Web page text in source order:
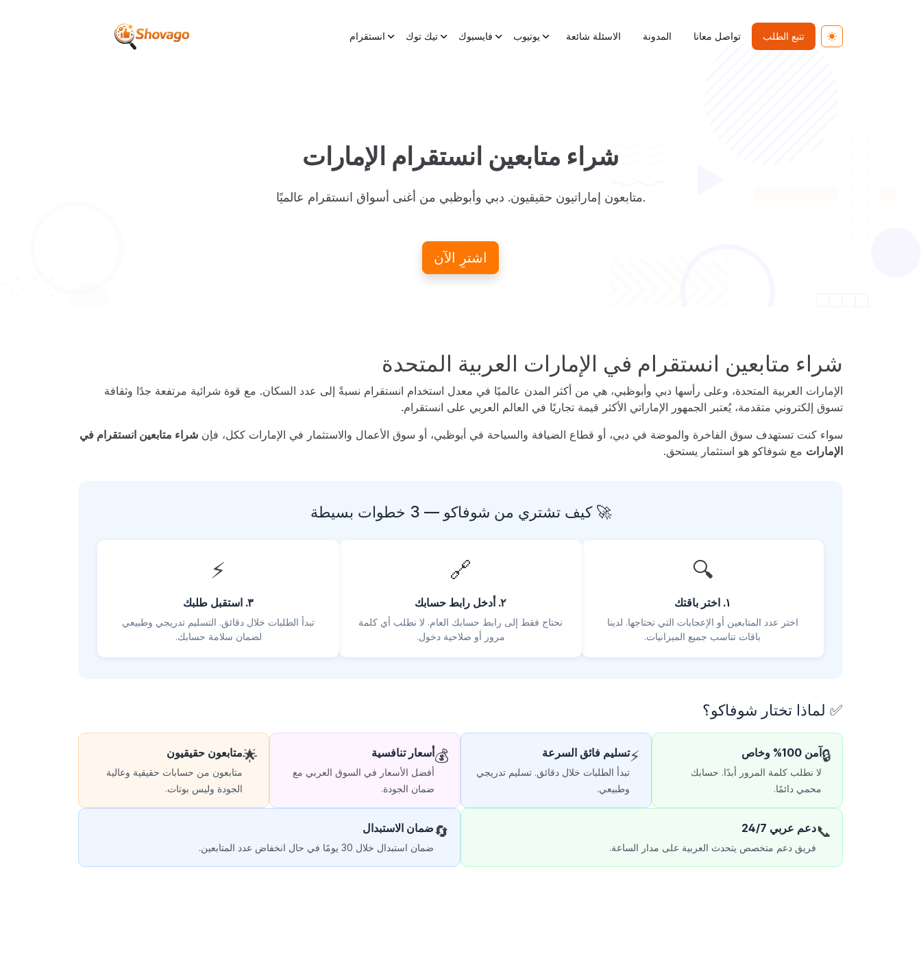
Toggle theme
انستقرام تيك توك فايسبوك يوتيوب الاسئلة شائعة المدونة تواصل معانا تتبع الطلب
شراء متابعين انستقرام الإمارات
متابعون إماراتيون حقيقيون. دبي وأبوظبي من أغنى أسواق انستقرام عالميًا.
اشترِ الآن
شراء متابعين انستقرام في الإمارات العربية المتحدة
الإمارات العربية المتحدة، وعلى رأسها دبي وأبوظبي، هي من أكثر المدن عالميًا في معدل استخدام انستقرام نسبةً إلى عدد السكان. مع قوة شرائية مرتفعة جدًا وثقافة
تسوق إلكتروني متقدمة، يُعتبر الجمهور الإماراتي الأكثر قيمة تجاريًا في العالم العربي على انستقرام.
سواء كنت تستهدف سوق الفاخرة والموضة في دبي، أو قطاع الضيافة والسياحة في أبوظبي، أو سوق الأعمال والاستثمار في الإمارات ككل، فإن شراء متابعين انستقرام في
الإمارات مع شوفاكو هو استثمار يستحق.
🚀 كيف تشتري من شوفاكو — 3 خطوات بسيطة
🔍
١. اختر باقتك
اختر عدد المتابعين أو الإعجابات التي تحتاجها. لدينا
باقات تناسب جميع الميزانيات.
🔗
٢. أدخل رابط حسابك
نحتاج فقط إلى رابط حسابك العام. لا نطلب أي كلمة
مرور أو صلاحية دخول.
⚡
٣. استقبل طلبك
تبدأ الطلبات خلال دقائق. التسليم تدريجي وطبيعي
لضمان سلامة حسابك.
✅ لماذا تختار شوفاكو؟
🔒آمن 100% وخاص
لا نطلب كلمة المرور أبدًا. حسابك
محمي دائمًا.
⚡تسليم فائق السرعة
تبدأ الطلبات خلال دقائق. تسليم تدريجي
وطبيعي.
💰أسعار تنافسية
أفضل الأسعار في السوق العربي مع
ضمان الجودة.
🌟متابعون حقيقيون
متابعون من حسابات حقيقية وعالية
الجودة وليس بوتات.
📞دعم عربي 24/7
فريق دعم متخصص يتحدث العربية على مدار الساعة.
🔄ضمان الاستبدال
ضمان استبدال خلال 30 يومًا في حال انخفاض عدد المتابعين.